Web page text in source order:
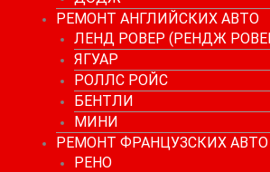
РЕМОНТ АНГЛИЙСКИХ АВТО
ЛЕНД РОВЕР (РЕНДЖ
ЯГУАР
РОЛЛС РОЙС
БЕНТЛИ
МИНИ
РЕМОНТ ФРАНЦУЗСКИХ АВТО
РЕНО